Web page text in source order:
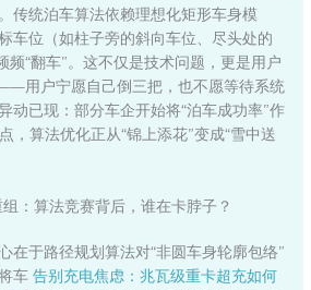
传统泊车算法依赖理想化矩形车身模
车位（如柱子旁的斜向车位、尽头处的
频“翻车”。这不仅是技术问题，更是用户
用户宁愿自己倒三把，也不愿等待系统
动已现：部分车企开始将“泊车成功率”作
，算法优化正从“锦上添花”变成“雪中送
：算法竞赛背后，谁在卡脖子？
在于路径规划算法对“非圆车身轮廓包络”
车告别充电焦虑：兆瓦级重卡超充如何